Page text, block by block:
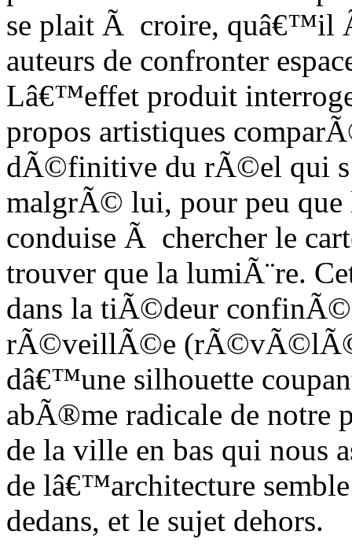
se plait Ã croire, quâ€™il
auteurs de confronter
Lâ€™effet produit
propos artistiques
dÃ©finitive du rÃ©el qui
malgrÃ© lui, pour peu que
conduise Ã chercher le
trouver que la lumiÃ¨re.
dans la tiÃ©deur
rÃ©veillÃ©e
dâ€™une silhouette
abÃ®me radicale de notre
de la ville en bas qui nous
de lâ€™architecture
dedans, et le sujet dehors.